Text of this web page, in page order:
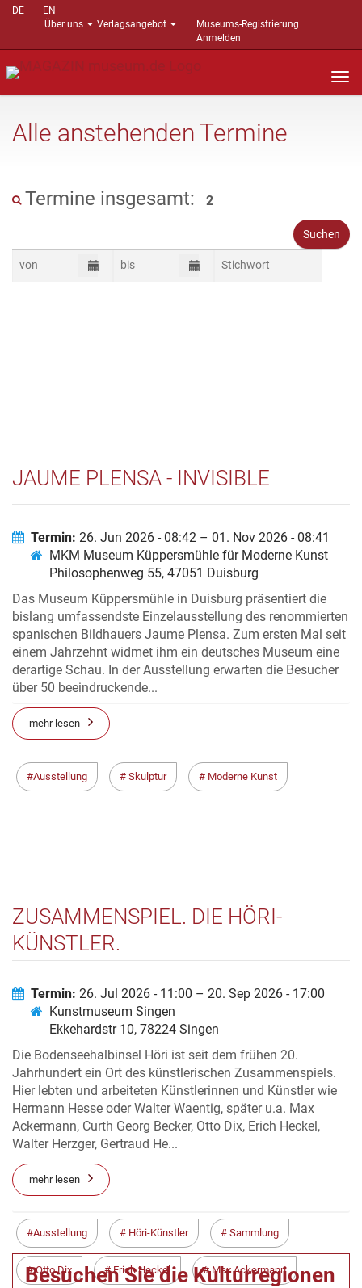
DE
EN
Über uns
Verlagsangebot
Museums-Registrierung
Anmelden
Alle anstehenden Termine
Termine insgesamt: 2
JAUME PLENSA - INVISIBLE
Termin: 26. Jun 2026 - 08:42 – 01. Nov 2026 - 08:41
MKM Museum Küppersmühle für Moderne Kunst
Philosophenweg 55, 47051 Duisburg
Das Museum Küppersmühle in Duisburg präsentiert die
bislang umfassendste Einzelausstellung des renommierten
spanischen Bildhauers Jaume Plensa. Zum ersten Mal seit
einem Jahrzehnt widmet ihm ein deutsches Museum eine
derartige Schau. In der Ausstellung erwarten die Besucher
über 50 beeindruckende...
mehr lesen
Ausstellung Skulptur Moderne Kunst
ZUSAMMENSPIEL. DIE HÖRI-
KÜNSTLER.
Termin: 26. Jul 2026 - 11:00 – 20. Sep 2026 - 17:00
Kunstmuseum Singen
Ekkehardstr 10, 78224 Singen
Die Bodenseehalbinsel Höri ist seit dem frühen 20.
Jahrhundert ein Ort des künstlerischen Zusammenspiels.
Hier lebten und arbeiteten Künstlerinnen und Künstler wie
Hermann Hesse oder Walter Waentig, später u.a. Max
Ackermann, Curth Georg Becker, Otto Dix, Erich Heckel,
Walter Herzger, Gertraud He...
mehr lesen
Ausstellung Höri-Künstler Sammlung
Otto Dix Erich Heckel Max Ackermann
Besuchen Sie die Kulturregionen